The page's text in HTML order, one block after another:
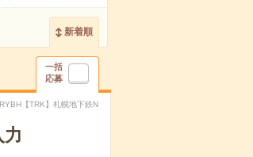
新着順
一括
応募
【TRK】札幌地下鉄N